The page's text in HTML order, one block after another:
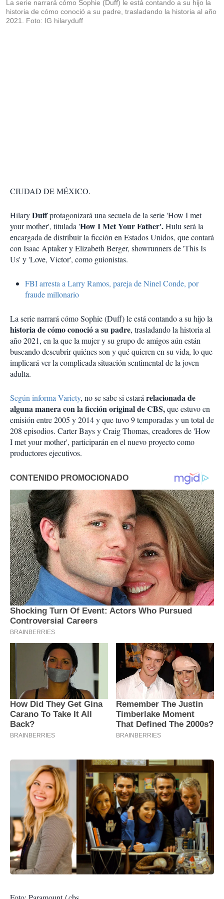
La serie narrará cómo Sophie (Duff) le está contando a su hijo la
historia de cómo conoció a su padre, trasladando la historia al año
2021. Foto: IG hilaryduff
CIUDAD DE MÉXICO.
HilaryDuffprotagonizará una secuela de la serie 'How I met
your mother', titulada 'How I Met Your Father'.Hulu será la
encargada de distribuir la ficción en Estados Unidos, que contará
con Isaac Aptaker y Elizabeth Berger, showrunners de 'This Is
Us' y 'Love, Victor', como guionistas.
FBI arresta a Larry Ramos, pareja de Ninel Conde, por
fraude millonario
La serie narrará cómo Sophie (Duff) le está contando a su hijo la
historia de cómo conoció a su padre, trasladando la historia al
año 2021, en la que la mujer y su grupo de amigos aún están
buscando descubrir quiénes son y qué quieren en su vida, lo que
implicará ver la complicada situación sentimental de la joven
adulta.
Según informa Variety, no se sabe si estarárelacionada de
alguna manera con la ficción original de CBS,que estuvo en
emisión entre 2005 y 2014 y que tuvo 9 temporadas y un total de
208 episodios. Carter Bays y Craig Thomas, creadores de 'How
I met your mother', participarán en el nuevo proyecto como
productores ejecutivos.